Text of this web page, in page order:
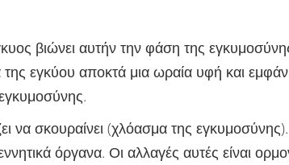
βιώνει αυτήν την φάση της
εγκύου αποκτά μια ωραία υφή και
να σκουραίνει (χλόασμα της
όργανα. Οι αλλαγές αυτές είναι